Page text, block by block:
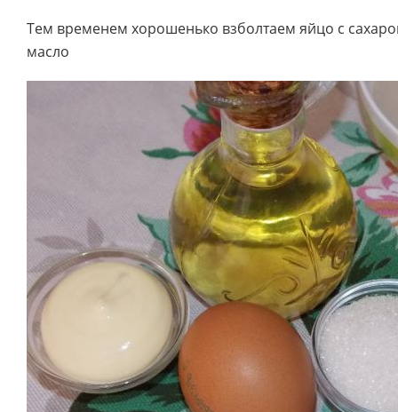
Тем временем хорошенько взболтаем яйцо с
масло